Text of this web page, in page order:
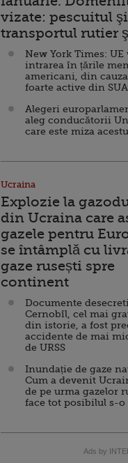
vizate: pescuitul şi
transportul rutier
New York Times:
intrarea în țările
americani, din
foarte active din SUA
Alegeri
aleg conducătorii
care este miza
Ucraina
Explozie la
din Ucraina care
gazele pentru
se întâmplă cu
gaze rusești spre
continent
Documente
Cernobîl, cel mai
din istorie, a fost
accidente de mai
de URSS
Inundație de gaze
Cum a devenit
de pe urma gazelor
face tot posibilul s-o
Ads by